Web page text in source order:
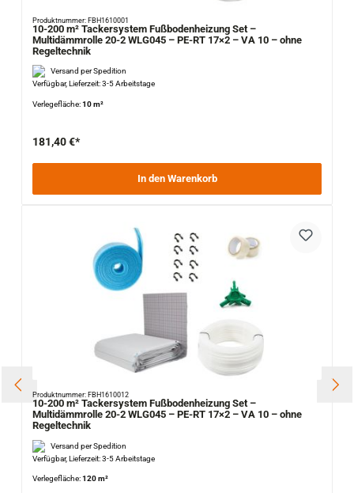
Produktnummer: FBH1610001
10-200 m² Tackersystem Fußbodenheizung Set –
Multidämmrolle 20-2 WLG045 – PE-RT 17×2 – VA 10 – ohne
Regeltechnik
Versand per Spedition
Verfügbar, Lieferzeit: 3-5 Arbeitstage
Verlegefläche:10 m²
181,40 €*
In den Warenkorb
Produktnummer: FBH1610012
10-200 m² Tackersystem Fußbodenheizung Set –
Multidämmrolle 20-2 WLG045 – PE-RT 17×2 – VA 10 – ohne
Regeltechnik
Versand per Spedition
Verfügbar, Lieferzeit: 3-5 Arbeitstage
Verlegefläche:120 m²